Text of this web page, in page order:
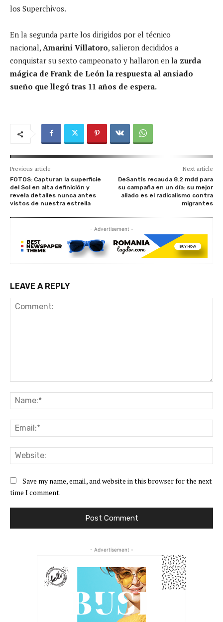
los Superchivos.
En la segunda parte los dirigidos por el técnico
nacional, Amarini Villatoro, salieron decididos a
conquistar su sexto campeonato y hallaron en la zurda
mágica de Frank de León la respuesta al ansiado
sueño que llegó tras 11 años de espera.
Previous article
FOTOS: Capturan la superficie
del Sol en alta definición y
revela detalles nunca antes
vistos de nuestra estrella
Next article
DeSantis recauda 8.2 mdd para
su campaña en un día: su mejor
aliado es el radicalismo contra
migrantes
- Advertisement -
LEAVE A REPLY
Save my name, email, and website in this browser for the next
time I comment.
- Advertisement -